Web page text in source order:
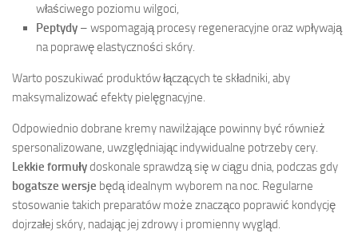
właściwego poziomu wilgoci,
Peptydy – wspomagają procesy regeneracyjne oraz wpływają
na poprawę elastyczności skóry.
Warto poszukiwać produktów łączących te składniki, aby
maksymalizować efekty pielęgnacyjne.
Odpowiednio dobrane kremy nawilżające powinny być również
spersonalizowane, uwzględniając indywidualne potrzeby cery.
Lekkie formułydoskonale sprawdzą się w ciągu dnia, podczas gdy
bogatsze wersje będą idealnym wyborem na noc. Regularne
stosowanie takich preparatów może znacząco poprawić kondycję
dojrzałej skóry, nadając jej zdrowy i promienny wygląd.